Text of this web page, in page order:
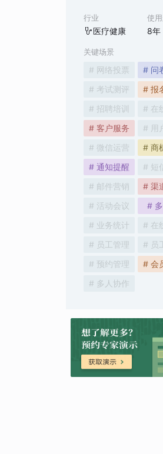
行业
医疗健康
使
8年
关键场景
# 网络投票
# 问
# 考试测评
# 报
# 招聘培训
# 在
# 客户服务
# 用
# 微信运营
# 商
# 通知提醒
# 短
# 邮件营销
# 渠
# 活动会议
#
# 业务统计
# 在
# 员工管理
# 员
# 预约管理
# 会
# 多人协作